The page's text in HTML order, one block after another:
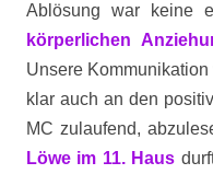
Ablösung war keine
körperlichen
Unsere
klar auch an den
MC zulaufend,
Löwe im 11. Haus